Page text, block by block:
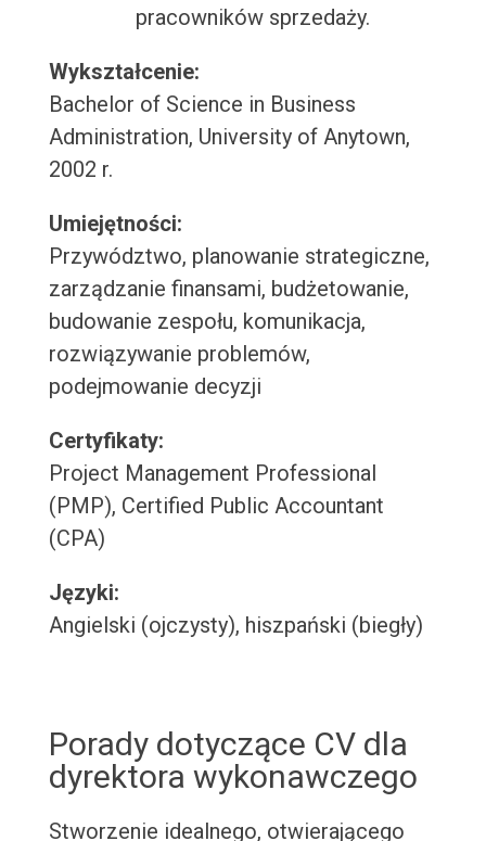
pracowników sprzedaży.
Wykształcenie:
Bachelor of Science in Business
Administration, University of Anytown,
2002 r.
Umiejętności:
Przywództwo, planowanie strategiczne,
zarządzanie finansami, budżetowanie,
budowanie zespołu, komunikacja,
rozwiązywanie problemów,
podejmowanie decyzji
Certyfikaty:
Project Management Professional
(PMP), Certified Public Accountant
(CPA)
Języki:
Angielski (ojczysty), hiszpański (biegły)
Porady dotyczące CV dla
dyrektora wykonawczego
Stworzenie idealnego, otwierającego